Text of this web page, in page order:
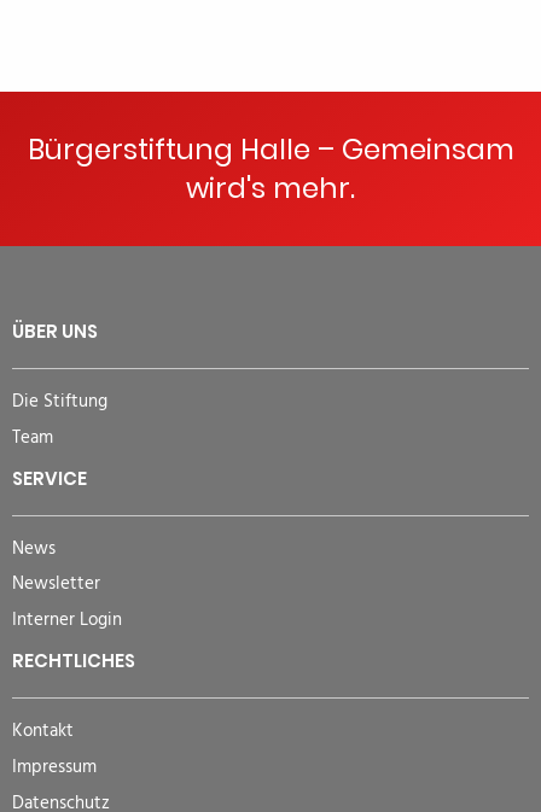
Bürgerstiftung Halle – Gemeinsam
wird's mehr.
ÜBER UNS
Die Stiftung
Team
SERVICE
News
Newsletter
Interner Login
RECHTLICHES
Kontakt
Impressum
Datenschutz